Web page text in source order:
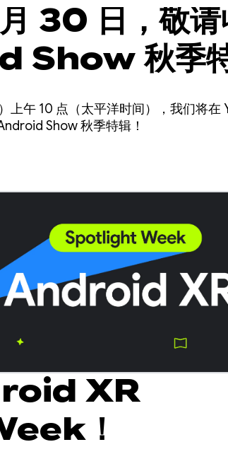
30 日，敬请
秋季
伦敦大
上午 10 点（太平洋时间），我们将在
Show 秋季特辑！
XR
！